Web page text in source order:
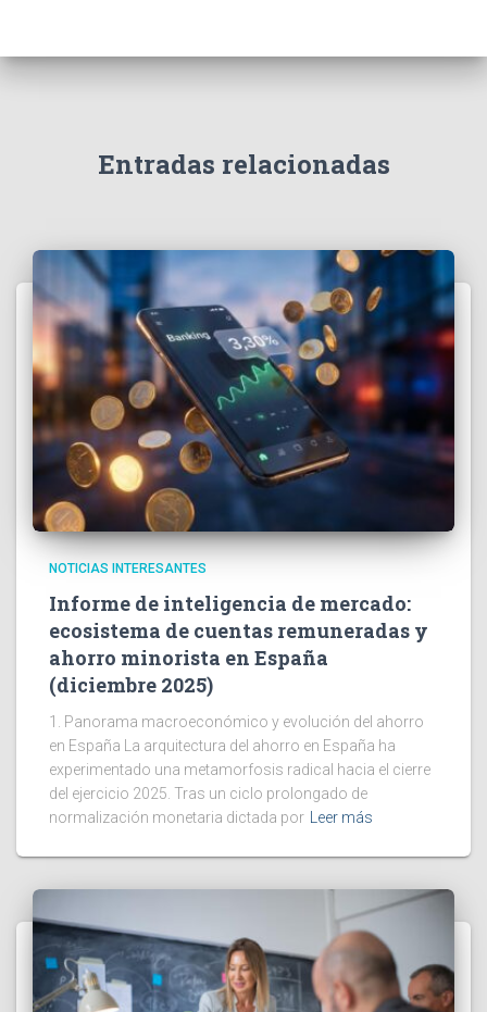
Entradas relacionadas
NOTICIAS INTERESANTES
Informe de inteligencia de mercado:
ecosistema de cuentas remuneradas y
ahorro minorista en España
(diciembre 2025)
1. Panorama macroeconómico y evolución del ahorro
en España La arquitectura del ahorro en España ha
experimentado una metamorfosis radical hacia el cierre
del ejercicio 2025. Tras un ciclo prolongado de
normalización monetaria dictada por
Leer más